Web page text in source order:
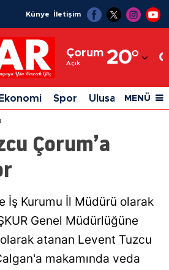
Künye İletişim
Çorum
Açık 20°
Adıyaman
Afyonkarahisar
Ağrı
Amasya
Aydın
Balıkesir
Ekonomi Spor Ulusal Siyaset
MENÜ
Çorum’a
İş Kurumu İl Müdürü olarak
Genel Müdürlüğüne
atanan Levent Tuzcu
makamında veda